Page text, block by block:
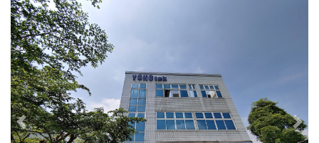
Previous